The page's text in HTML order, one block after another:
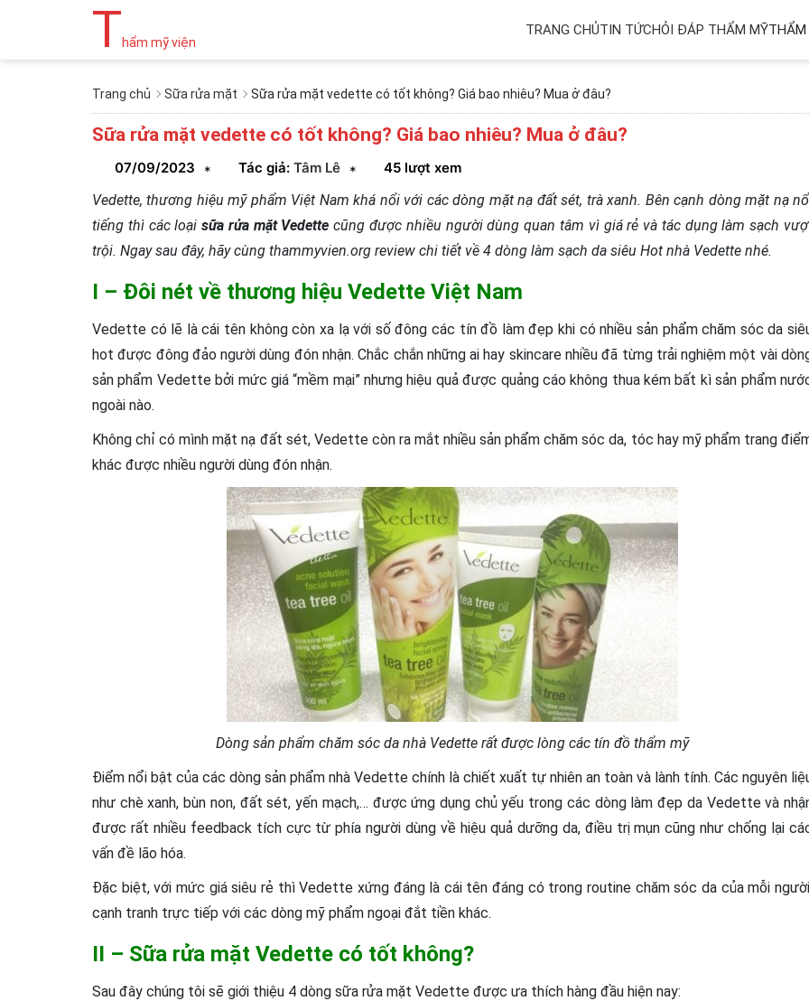
Thẩm mỹ viện
TRANG CHỦTIN TỨCHỎI ĐÁP THẨM MỸTHẨM
Trang chủ Sữa rửa mặt Sữa rửa mặt vedette có tốt không? Giá bao nhiêu? Mua ở đâu?
Sữa rửa mặt vedette có tốt không? Giá bao nhiêu? Mua ở đâu?
07/09/2023 * Tác giả: Tâm Lê *
45 lượt xem
Vedette, thương hiệu mỹ phẩm Việt Nam khá nổi với các dòng mặt nạ đất sét, trà xanh. Bên cạnh dòng mặt nạ
tiếng thì các loạisữa rửa mặt Vedette cũng được nhiều người dùng quan tâm vì giá rẻ và tác dụng làm sạch
trội. Ngay sau đây, hãy cùng thammyvien.org review chi tiết về 4 dòng làm sạch da siêu Hot nhà Vedette nhé.
I – Đôi nét về thương hiệu Vedette Việt Nam
Vedette có lẽ là cái tên không còn xa lạ với số đông các tín đồ làm đẹp khi có nhiều sản phẩm chăm sóc da
hot được đông đảo người dùng đón nhận. Chắc chắn những ai hay skincare nhiều đã từng trải nghiệm một vài
sản phẩm Vedette bởi mức giá “mềm mại” nhưng hiệu quả được quảng cáo không thua kém bất kì sản phẩm
ngoài nào.
Không chỉ có mình mặt nạ đất sét, Vedette còn ra mắt nhiều sản phẩm chăm sóc da, tóc hay mỹ phẩm trang
khác được nhiều người dùng đón nhận.
Dòng sản phẩm chăm sóc da nhà Vedette rất được lòng các tín đồ thẩm mỹ
Điểm nổi bật của các dòng sản phẩm nhà Vedette chính là chiết xuất tự nhiên an toàn và lành tính. Các nguyên
như chè xanh, bùn non, đất sét, yến mạch,… được ứng dụng chủ yếu trong các dòng làm đẹp da Vedette và
được rất nhiều feedback tích cực từ phía người dùng về hiệu quả dưỡng da, điều trị mụn cũng như chống lại
vấn đề lão hóa.
Đặc biệt, với mức giá siêu rẻ thì Vedette xứng đáng là cái tên đáng có trong routine chăm sóc da của mỗi
cạnh tranh trực tiếp với các dòng mỹ phẩm ngoại đắt tiền khác.
II – Sữa rửa mặt Vedette có tốt không?
Sau đây chúng tôi sẽ giới thiệu 4 dòng sữa rửa mặt Vedette được ưa thích hàng đầu hiện nay: